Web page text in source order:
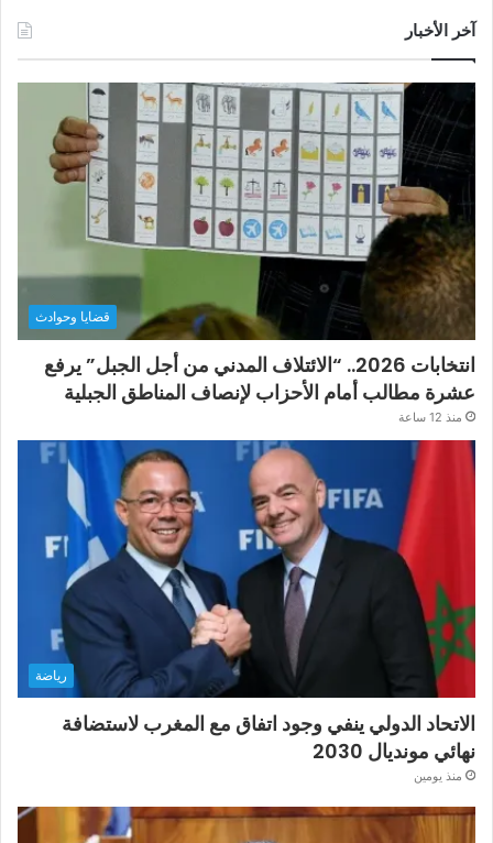
آخر الأخبار
قضايا وحوادث
انتخابات 2026.. “الائتلاف المدني من أجل الجبل” يرفع
عشرة مطالب أمام الأحزاب لإنصاف المناطق الجبلية
منذ 12 ساعة
رياضة
الاتحاد الدولي ينفي وجود اتفاق مع المغرب لاستضافة
نهائي مونديال 2030
منذ يومين